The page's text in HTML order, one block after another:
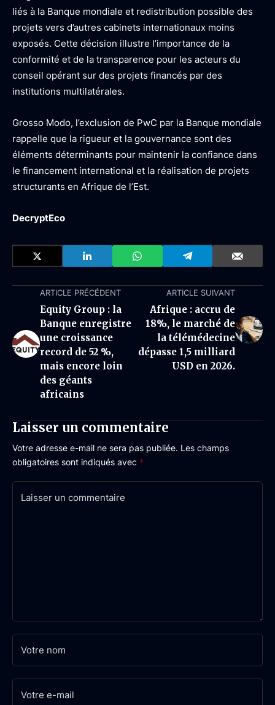
liés à la Banque mondiale et redistribution possible des
projets vers d’autres cabinets internationaux moins
exposés. Cette décision illustre l’importance de la
conformité et de la transparence pour les acteurs du
conseil opérant sur des projets financés par des
institutions multilatérales.
Grosso Modo, l’exclusion de PwC par la Banque mondiale
rappelle que la rigueur et la gouvernance sont des
éléments déterminants pour maintenir la confiance dans
le financement international et la réalisation de projets
structurants en Afrique de l’Est.
DecryptEco
ARTICLE PRÉCÉDENT
Equity Group : la
Banque enregistre
une croissance
record de 52 %,
mais encore loin
des géants
africains
ARTICLE SUIVANT
Afrique : accru de
18%, le marché de
la télémédecine
dépasse 1,5 milliard
USD en 2026.
Laisser un commentaire
Votre adresse e-mail ne sera pas publiée. Les champs
obligatoires sont indiqués avec *